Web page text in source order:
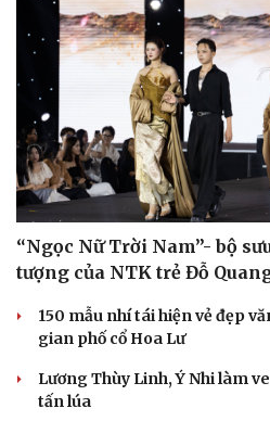
“Ngọc Nữ Trời Nam”- bộ
tượng của NTK trẻ Đỗ
150 mẫu nhí tái hiện vẻ đẹp
gian phố cổ Hoa Lư
Lương Thùy Linh, Ý Nhi làm
tấn lúa